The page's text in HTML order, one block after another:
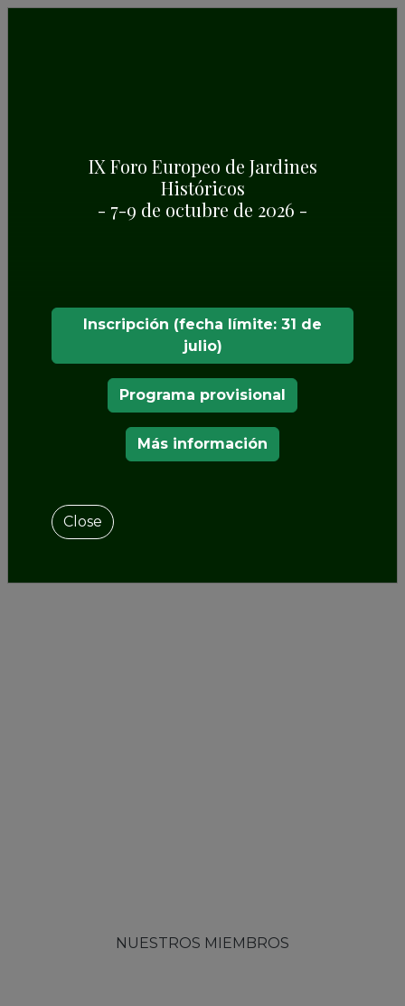
PAZO DE MARIÑÁN
NUESTROS MIEMBROS
IX Foro Europeo de Jardines
Históricos
- 7-9 de octubre de 2026 -
Inscripción (fecha límite: 31 de
julio)
Programa provisional
Más información
Close